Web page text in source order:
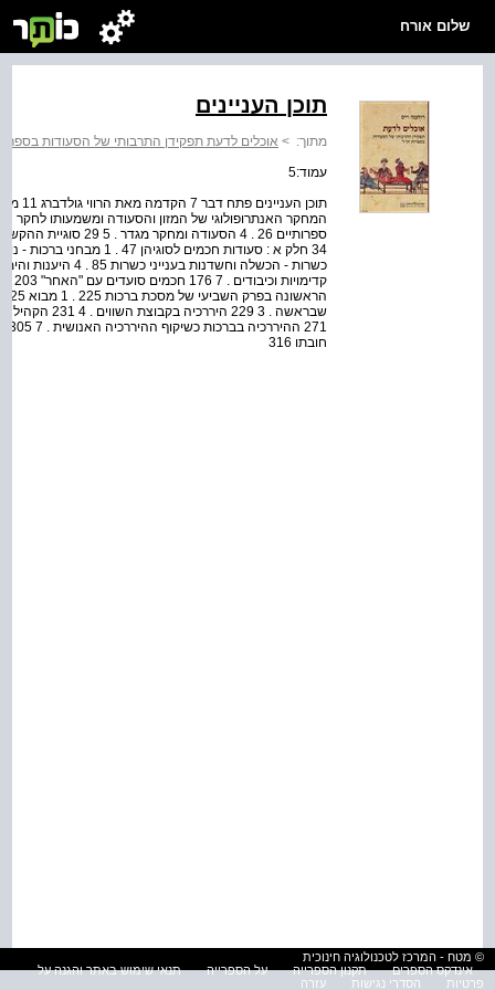
שלום אורח
תוכן העניינים
מתוך: > אוכלים לדעת תפקידן התרבותי של הסעודות
עמוד:5
חובתו 316
© מטח - המרכז לטכנולוגיה חינוכית
אינדקס הספרים
תקנון הספרייה על הספרייה
תנאי שימוש באתר והגנה על
פרטיות
הסדרי נגישות עזרה